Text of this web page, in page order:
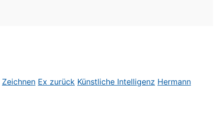
Zeichnen Ex zurück Künstliche Intelligenz Hermann